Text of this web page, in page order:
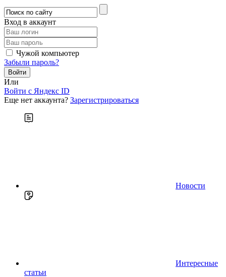
Вход в аккаунт
Чужой компьютер
Забыли пароль?
Или
Войти c Яндекс ID
Еще нет аккаунта? Зарегистрироваться
Новости
Интересные
статьи